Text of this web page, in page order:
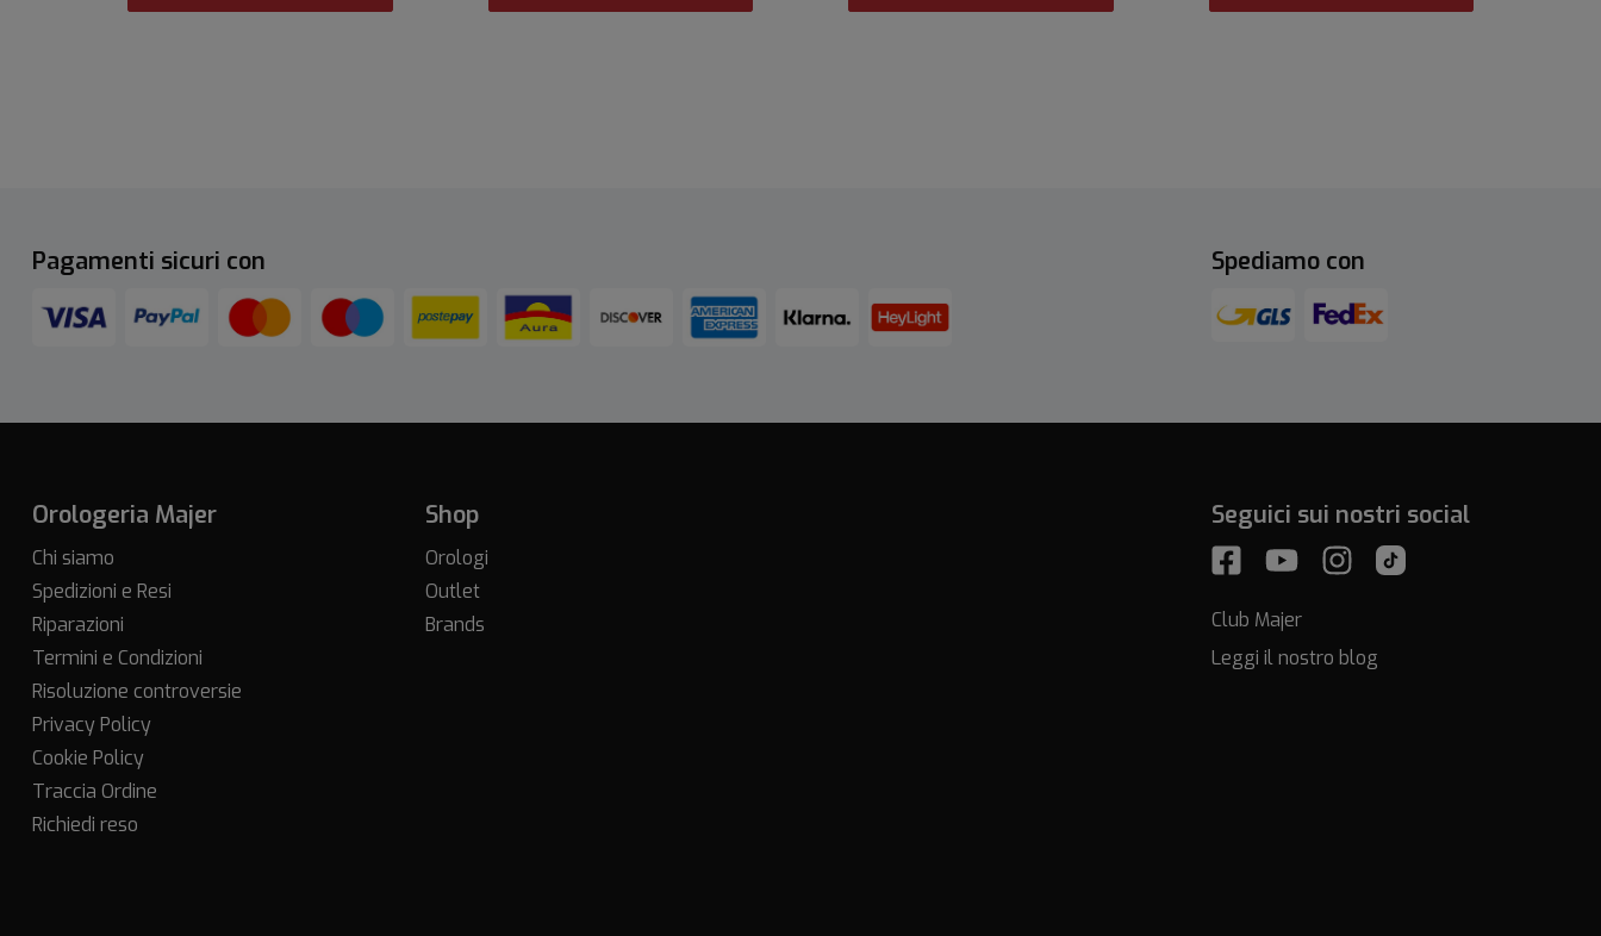
Pagamenti sicuri con Spediamo con
Orologeria Majer
Chi siamo
Spedizioni e Resi
Riparazioni
Termini e Condizioni
Risoluzione controversie
Privacy Policy
Cookie Policy
Traccia Ordine
Richiedi reso
Shop
Orologi
Outlet
Brands
Seguici sui nostri social
Club Majer
Leggi il nostro blog